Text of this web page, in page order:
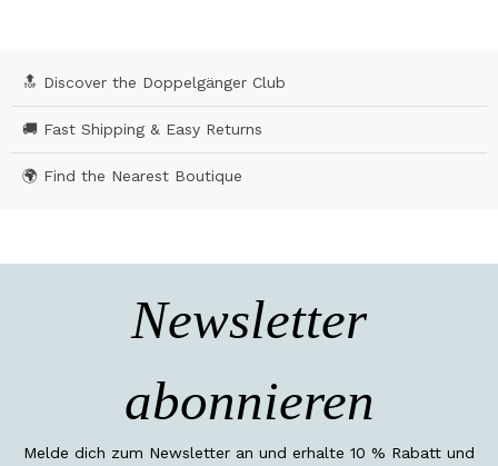
🔝 Discover the Doppelgänger Club
🚚 Fast Shipping & Easy Returns
🌍 Find the Nearest Boutique
Newsletter
abonnieren
Melde dich zum Newsletter an und erhalte 10 % Rabatt und